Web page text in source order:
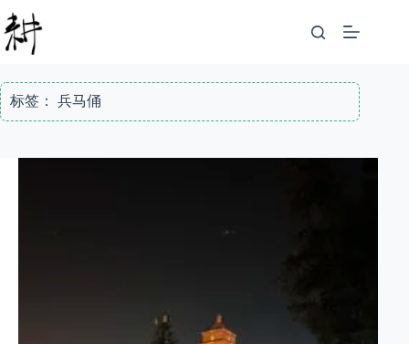
至
内
标签： 兵马俑